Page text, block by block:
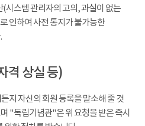
시스템 관리자의 고의, 과실이 없는
인하여 사전 통지가 불가능한
격 상실 등)
지 자신의 회원 등록을 말소해 줄 것
"독립기념관"은 위 요청을 받은 즉시